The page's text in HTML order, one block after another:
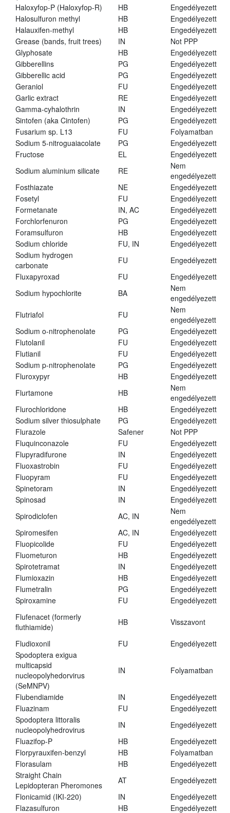
Haloxyfop-P (Haloxyfop-R) HB
Engedélyezett
Halosulfuron methyl
HB
Engedélyezett
Halauxifen-methyl
HB
Engedélyezett
Grease (bands, fruit trees)
IN
Not PPP
Glyphosate
HB
Engedélyezett
Gibberellins
PG
Engedélyezett
Gibberellic acid
PG
Engedélyezett
Geraniol
FU
Engedélyezett
Garlic extract
RE
Engedélyezett
Gamma-cyhalothrin
IN
Engedélyezett
Sintofen (aka Cintofen)
PG
Engedélyezett
Fusarium sp. L13
FU
Folyamatban
Sodium 5-nitroguaiacolate
PG
Engedélyezett
Fructose
EL
Engedélyezett
Sodium aluminium silicate
RE
Nem
engedélyezett
Fosthiazate
NE
Engedélyezett
Fosetyl
FU
Engedélyezett
Formetanate
IN, AC
Engedélyezett
Forchlorfenuron
PG
Engedélyezett
Foramsulfuron
HB
Engedélyezett
Sodium chloride
FU, IN
Engedélyezett
Sodium hydrogen
carbonate
FU
Engedélyezett
Fluxapyroxad
FU
Engedélyezett
Sodium hypochlorite
BA
Nem
engedélyezett
Flutriafol
FU
Nem
engedélyezett
Sodium o-nitrophenolate
PG
Engedélyezett
Flutolanil
FU
Engedélyezett
Flutianil
FU
Engedélyezett
Sodium p-nitrophenolate
PG
Engedélyezett
Fluroxypyr
HB
Engedélyezett
Flurtamone
HB
Nem
engedélyezett
Flurochloridone
HB
Engedélyezett
Sodium silver thiosulphate
PG
Engedélyezett
Flurazole
Safener
Not PPP
Fluquinconazole
FU
Engedélyezett
Flupyradifurone
IN
Engedélyezett
Fluoxastrobin
FU
Engedélyezett
Fluopyram
FU
Engedélyezett
Spinetoram
IN
Engedélyezett
Spinosad
IN
Engedélyezett
Spirodiclofen
AC, IN
Nem
engedélyezett
Spiromesifen
AC, IN
Engedélyezett
Fluopicolide
FU
Engedélyezett
Fluometuron
HB
Engedélyezett
Spirotetramat
IN
Engedélyezett
Flumioxazin
HB
Engedélyezett
Flumetralin
PG
Engedélyezett
Spiroxamine
FU
Engedélyezett
Flufenacet (formerly
fluthiamide)
HB Visszavont
Fludioxonil FU
Engedélyezett
Spodoptera exigua
multicapsid
nucleopolyhedorvirus
(SeMNPV)
IN Folyamatban
Flubendiamide IN
Engedélyezett
Fluazinam
FU
Engedélyezett
Spodoptera littoralis
nucleopolyhedrovirus
IN
Engedélyezett
Fluazifop-P
HB
Engedélyezett
Florpyrauxifen-benzyl
HB
Folyamatban
Florasulam
HB
Engedélyezett
Straight Chain
Lepidopteran Pheromones
AT
Engedélyezett
Flonicamid (IKI-220)
IN
Engedélyezett
Flazasulfuron
HB Engedélyezett